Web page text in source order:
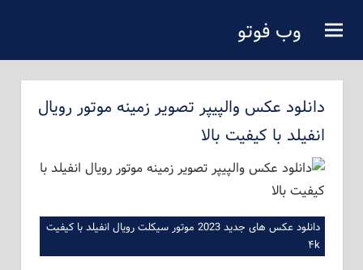
محتوای
اصلی
وب فوتو
دانلود عکس والپیپر تصویر زمینه موتور رویال
انفیلد با کیفیت بالا
دانلود عکس های جدید 2023 موتور سیکلت رویال انفیلد با کیفیت
۴k